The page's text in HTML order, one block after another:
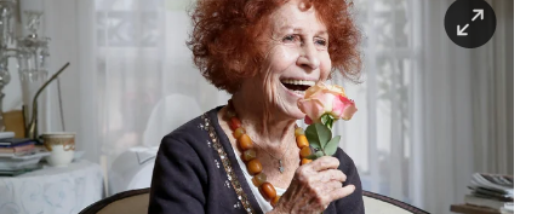
sport
berlin
nord
wahrheit